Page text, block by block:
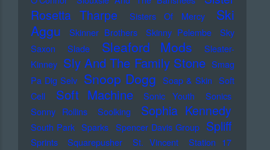
Rosetta Tharpe
Sisters Of Mercy
Ski
Aggu
Skinner Brothers Skinny Pelembe
Sky
Saxon
Slade Sleaford Mods
Sleater-
Kinney Sly And The Family Stone Smag
Pa Dig Selv Snoop Dogg Soap & Skin Soft
Cell
Soft Machine Sonic Youth
Sonics
Sonny Rollins
Soolking Sophia Kennedy
South Park Sparks Spencer Davis Group Spliff
Sprints Squarepusher St. Vincent
Station 17